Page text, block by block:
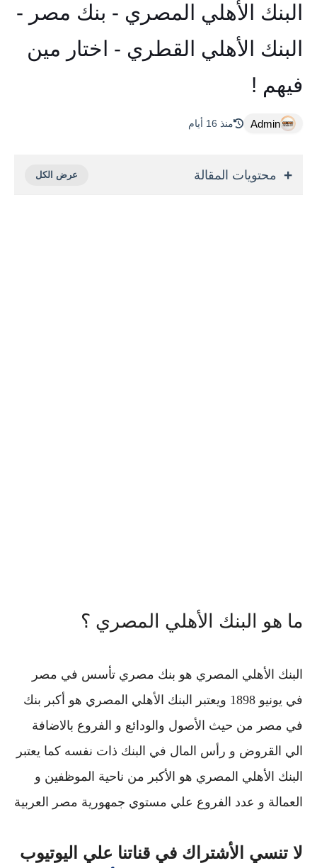
البنك الأهلي المصري - بنك مصر -
البنك الأهلي القطري - اختار مين
فيهم !
Admin منذ 16 أيام
محتويات المقالة
ما هو البنك الأهلي المصري ؟
البنك الأهلي المصري هو بنك مصري تأسس في مصر
في يونيو 1898 ويعتبر البنك الأهلي المصري هو أكبر بنك
في مصر من حيث الأصول والودائع و الفروع بالاضافة
الي القروض و رأس المال في البنك ذات نفسه كما يعتبر
البنك الأهلي المصري هو الأكبر من ناحية الموظفين و
العمالة و عدد الفروع علي مستوي جمهورية مصر العربية
لا تنسي الأشتراك في قناتنا علي اليوتيوب